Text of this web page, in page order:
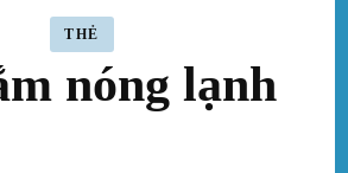
THẺ
nóng lạnh